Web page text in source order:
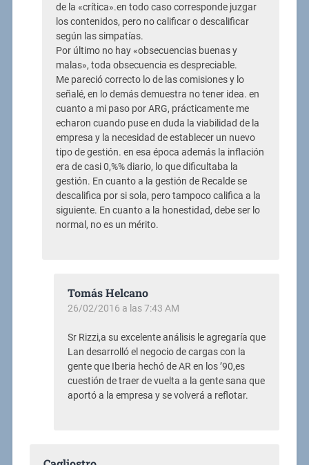
de la «crítica».en todo caso corresponde juzgar
los contenidos, pero no calificar o descalificar
según las simpatías.
Por último no hay «obsecuencias buenas y
malas», toda obsecuencia es despreciable.
Me pareció correcto lo de las comisiones y lo
señalé, en lo demás demuestra no tener idea. en
cuanto a mi paso por ARG, prácticamente me
echaron cuando puse en duda la viabilidad de la
empresa y la necesidad de establecer un nuevo
tipo de gestión. en esa época además la inflación
era de casi 0,%% diario, lo que dificultaba la
gestión. En cuanto a la gestión de Recalde se
descalifica por si sola, pero tampoco califica a la
siguiente. En cuanto a la honestidad, debe ser lo
normal, no es un mérito.
Tomás Helcano
26/02/2016 a las 7:43 AM
Sr Rizzi,a su excelente análisis le agregaría que
Lan desarrolló el negocio de cargas con la
gente que Iberia hechó de AR en los ’90,es
cuestión de traer de vuelta a la gente sana que
aportó a la empresa y se volverá a reflotar.